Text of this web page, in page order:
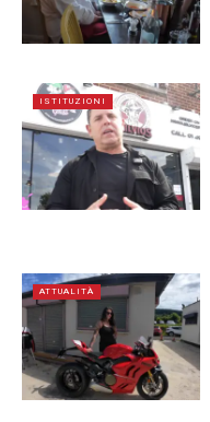
ISTITUZIONI
ATTUALITÀ